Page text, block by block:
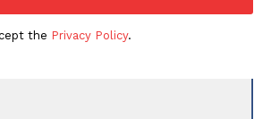
the Privacy Policy.